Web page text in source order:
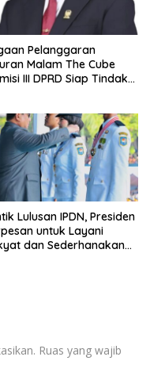
Pelanggaran
Malam The Cube
III DPRD Siap Tindak
Lulusan IPDN, Presiden
untuk Layani
dan Sederhanakan
Ruas yang wajib